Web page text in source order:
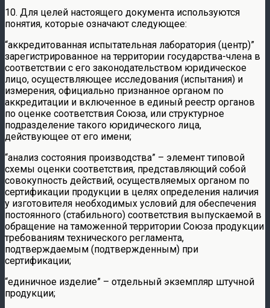
10. Для целей настоящего документа используются
понятия, которые означают следующее:
“аккредитованная испытательная лаборатория (центр)”
зарегистрированное на территории государства-члена в
соответствии с его законодательством юридическое
лицо, осуществляющее исследования (испытания) и
измерения, официально признанное органом по
аккредитации и включенное в единый реестр органов
по оценке соответствия Союза, или структурное
подразделение такого юридического лица,
действующее от его имени;
“анализ состояния производства” – элемент типовой
схемы оценки соответствия, представляющий собой
совокупность действий, осуществляемых органом по
сертификации продукции в целях определения наличия
у изготовителя необходимых условий для обеспечения
постоянного (стабильного) соответствия выпускаемой в
обращение на таможенной территории Союза продукции
требованиям технического регламента,
подтверждаемым (подтвержденным) при
сертификации;
“единичное изделие” – отдельный экземпляр штучной
продукции;